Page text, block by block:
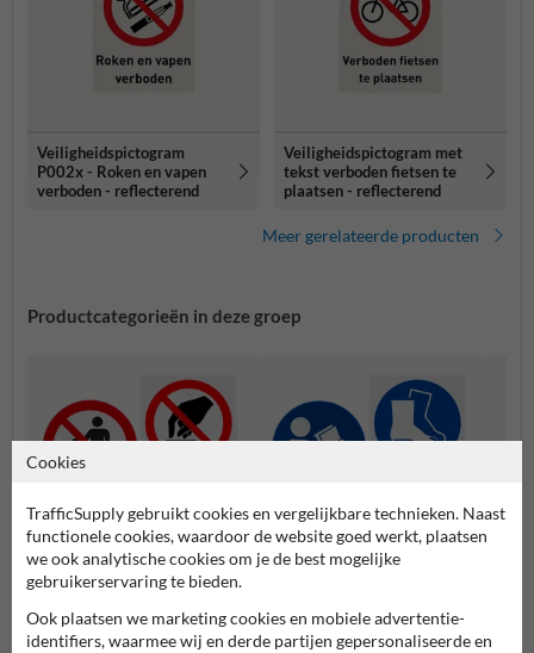
Veiligheidspictogram
P002x - Roken en vapen
verboden - reflecterend
Veiligheidspictogram met
tekst verboden fietsen te
plaatsen - reflecterend
Meer gerelateerde producten
Productcategorieën in deze groep
Verbodspictogrammen Gebodspictogrammen
Cookies
TrafficSupply gebruikt cookies en vergelijkbare technieken. Naast
functionele cookies, waardoor de website goed werkt, plaatsen
we ook analytische cookies om je de best mogelijke
gebruikerservaring te bieden.
Ook plaatsen we marketing cookies en mobiele advertentie-
identifiers, waarmee wij en derde partijen gepersonaliseerde en